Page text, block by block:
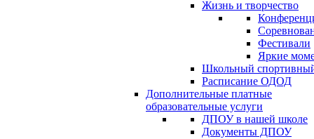
Жизнь и творчество
Фестивали
Яркие
Школьный
Расписание ОДОД
Дополнительные платные
образовательные услуги
ДПОУ в нашей школе
Документы ДПОУ